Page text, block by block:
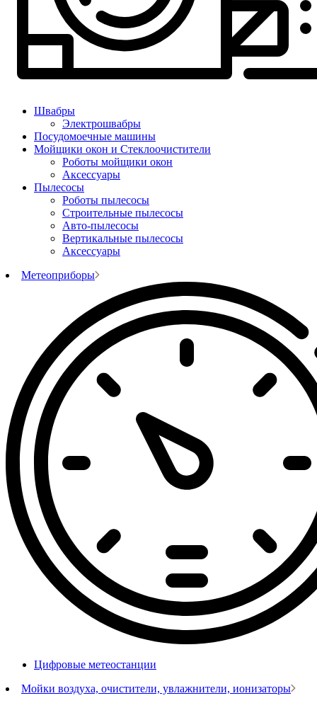
Швабры
Электрошвабры
Посудомоечные машины
Мойщики окон и Стеклоочистители
Роботы мойщики окон
Аксессуары
Пылесосы
Роботы пылесосы
Строительные пылесосы
Авто-пылесосы
Вертикальные пылесосы
Аксессуары
Метеоприборы
Цифровые метеостанции
Мойки воздуха, очистители, увлажнители, ионизаторы